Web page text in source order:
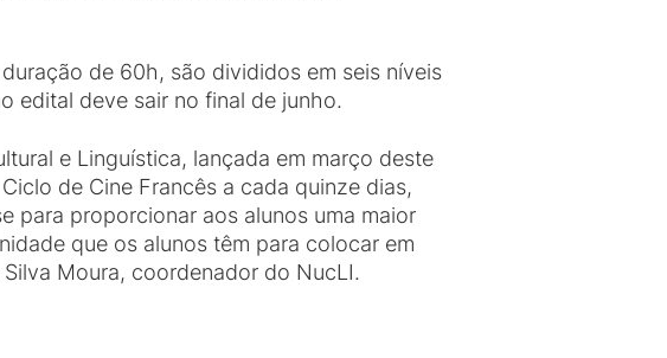
de 60h, são divididos em seis níveis
edital deve sair no final de junho.
e Linguística, lançada em março deste
de Cine Francês a cada quinze dias,
para proporcionar aos alunos uma maior
que os alunos têm para colocar em
Moura, coordenador do NucLI.